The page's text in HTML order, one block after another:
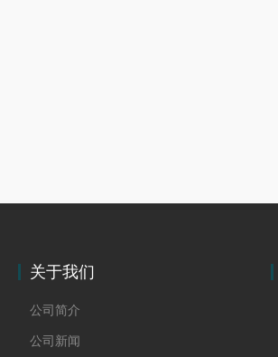
关于我们
公司简介
公司新闻